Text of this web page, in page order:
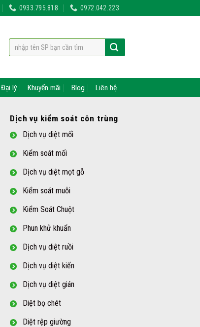
0933.795.818 0972.042.223
Đại lý Khuyến mãi Blog Liên hệ
Dịch vụ kiểm soát côn trùng
Dịch vụ diệt mối
Kiểm soát mối
Dịch vụ diệt mọt gỗ
Kiểm soát muỗi
Kiểm Soát Chuột
Phun khử khuẩn
Dịch vụ diệt ruồi
Dịch vụ diệt kiến
Dịch vụ diệt gián
Diệt bọ chét
Diệt rệp giường